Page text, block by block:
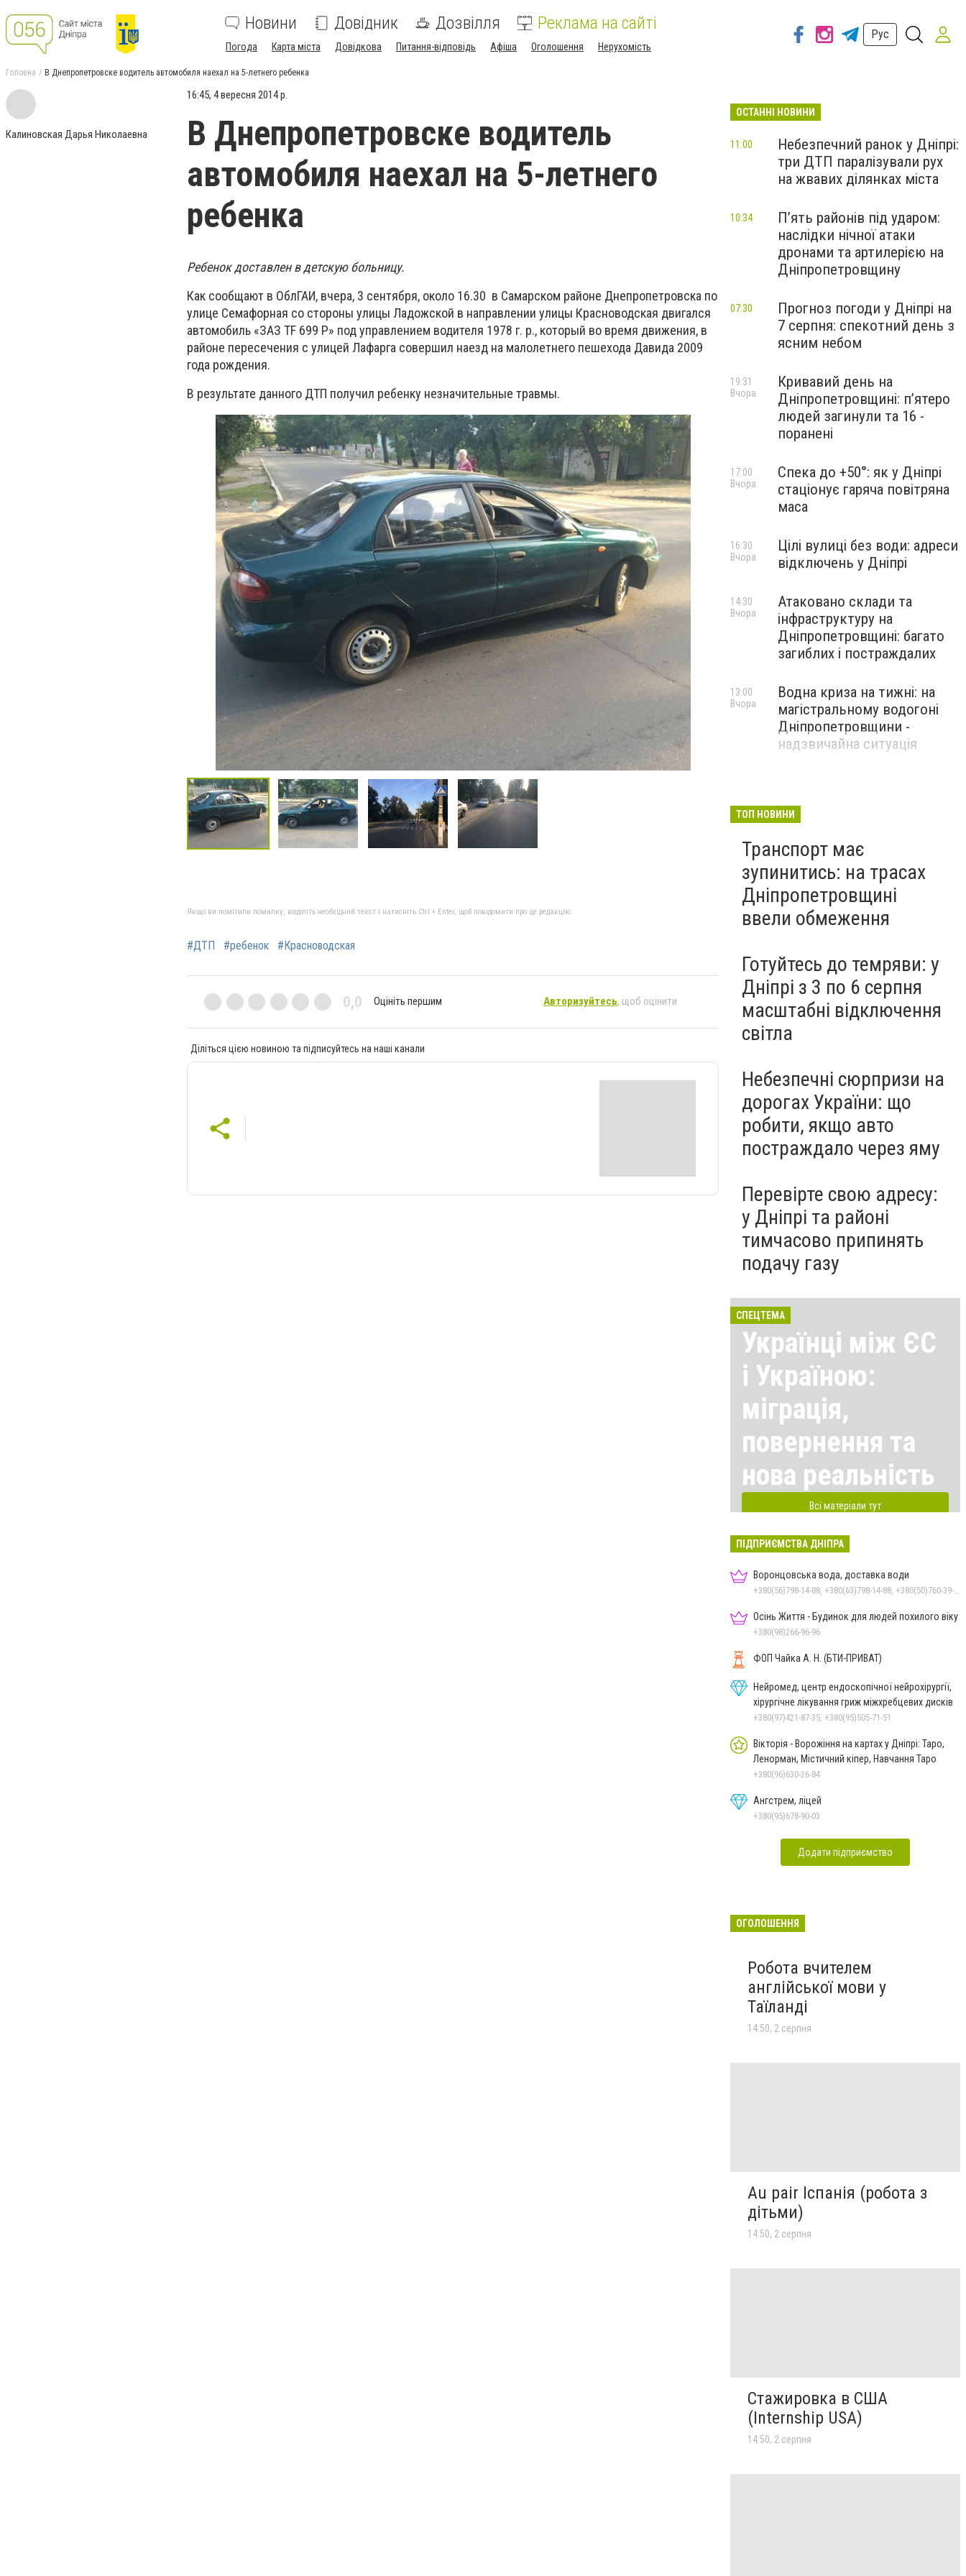
Новини Довідник Дозвілля Реклама на сайті
Погода Карта міста Довідкова Питання-відповідь Афіша Оголошення Нерухомість
Рус
Головна В Днепропетровске водитель автомобиля наехал на 5-летнего ребенка
Калиновская Дарья Николаевна
16:45, 4 вересня 2014 р.
В Днепропетровске водитель
автомобиля наехал на 5-летнего
ребенка
Ребенок доставлен в детскую больницу.
Как сообщают в ОблГАИ, вчера, 3 сентября, около 16.30 в Самарском районе Днепропетровска по
улице Семафорная со стороны улицы Ладожской в направлении улицы Красноводская двигался
автомобиль «ЗАЗ TF 699 P» под управлением водителя 1978 г. р., который во время движения, в
районе пересечения с улицей Лафарга совершил наезд на малолетнего пешехода Давида 2009
года рождения.
В результате данного ДТП получил ребенку незначительные травмы.
Якщо ви помітили помилку, виділіть необхідний текст і натисніть Ctrl + Enter, щоб повідомити про це редакцію
#ДТП #ребенок #Красноводская
0,0 Оцініть першим Авторизуйтесь, щоб оцінити
Діліться цією новиною та підписуйтесь на наші канали
ОСТАННІ НОВИНИ
Небезпечний ранок у Дніпрі:
три ДТП паралізували рух
на жвавих ділянках міста
11:00
П’ять районів під ударом:
наслідки нічної атаки
дронами та артилерією на
Дніпропетровщину
10:34
Прогноз погоди у Дніпрі на
7 серпня: спекотний день з
ясним небом
07:30
Кривавий день на
Дніпропетровщині: п’ятеро
людей загинули та 16 -
поранені
19:31
Вчора
Спека до +50°: як у Дніпрі
стаціонує гаряча повітряна
маса
17:00
Вчора
Цілі вулиці без води: адреси
відключень у Дніпрі
16:30
Вчора
Атаковано склади та
інфраструктуру на
Дніпропетровщині: багато
загиблих і постраждалих
14:30
Вчора
Водна криза на тижні: на
магістральному водогоні
Дніпропетровщини -
надзвичайна ситуація
13:00
Вчора
ТОП НОВИНИ
Транспорт має
зупинитись: на трасах
Дніпропетровщині
ввели обмеження
Готуйтесь до темряви: у
Дніпрі з 3 по 6 серпня
масштабні відключення
світла
Небезпечні сюрпризи на
дорогах України: що
робити, якщо авто
постраждало через яму
Перевірте свою адресу:
у Дніпрі та районі
тимчасово припинять
подачу газу
СПЕЦТЕМА
Українці між ЄС
і Україною:
міграція,
повернення та
нова реальність
Всі матеріали тут
ПІДПРИЄМСТВА ДНІПРА
Воронцовська вода, доставка води
Осінь Життя - Будинок для людей похилого віку
+380(98)266-96-96
ФОП Чайка А. Н. (БТИ-ПРИВАТ)
Нейромед, центр ендоскопічної нейрохірургії,
хірургічне лікування гриж міжхребцевих дисків
+380(97)421-87-35, +380(95)505-71-51
Вікторія - Ворожіння на картах у Дніпрі: Таро,
Ленорман, Містичний кіпер, Навчання Таро
+380(96)630-26-84
Ангстрем, ліцей
+380(95)678-90-03
Додати підприємство
ОГОЛОШЕННЯ
Робота вчителем
англійської мови у
Таїланді
14:50, 2 серпня
Au pair Іспанія (робота з
дітьми)
14:50, 2 серпня
Стажировка в США
(Internship USA)
14:50, 2 серпня